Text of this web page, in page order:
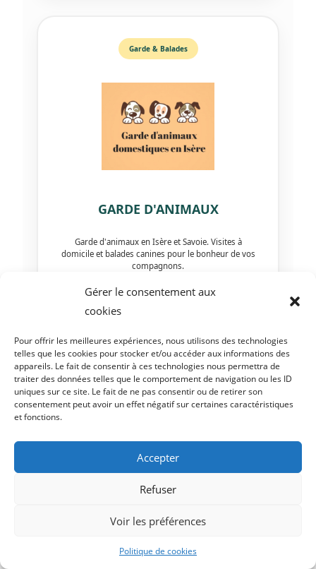
Gérer le consentement aux
cookies
Pour offrir les meilleures expériences, nous utilisons des technologies
telles que les cookies pour stocker et/ou accéder aux informations des
appareils. Le fait de consentir à ces technologies nous permettra de
traiter des données telles que le comportement de navigation ou les ID
uniques sur ce site. Le fait de ne pas consentir ou de retirer son
consentement peut avoir un effet négatif sur certaines caractéristiques
et fonctions.
Accepter
Refuser
Voir les préférences
Politique de cookies
Garde & Balades
GARDE D'ANIMAUX
Garde d'animaux en Isère et Savoie. Visites à
domicile et balades canines pour le bonheur de vos
compagnons.
Communication Animale